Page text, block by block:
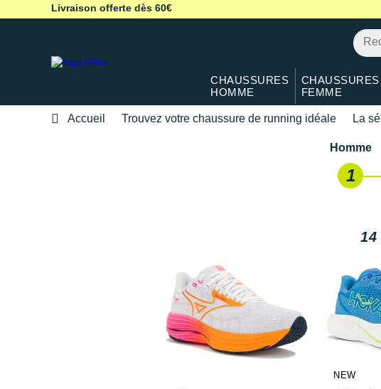
Livraison offerte dès 60€
CHAUSSURES
HOMME
CHAUSSURES
FEMME
Accueil Trouvez votre chaussure de running idéale La
TROUVEZ VOTRE
Chaussure running pour homme sur route et
Homme
1
14
NEW